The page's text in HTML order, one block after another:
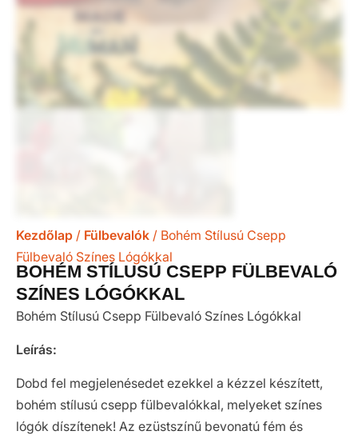
Kezdőlap / Fülbevalók / Bohém Stílusú Csepp
Fülbevaló Színes Lógókkal
BOHÉM STÍLUSÚ CSEPP FÜLBEVALÓ
SZÍNES LÓGÓKKAL
Bohém Stílusú Csepp Fülbevaló Színes Lógókkal
Leírás:
Dobd fel megjelenésedet ezekkel a kézzel készített,
bohém stílusú csepp fülbevalókkal, melyeket színes
lógók díszítenek! Az ezüstszínű bevonatú fém és